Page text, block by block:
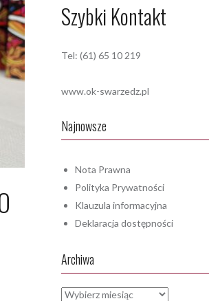
Szybki Kontakt
Tel: (61) 65 10 219
www.ok-swarzedz.pl
Najnowsze
Nota Prawna
Polityka Prywatności
Klauzula informacyjna
Deklaracja dostępności
Archiwa
Archiwa